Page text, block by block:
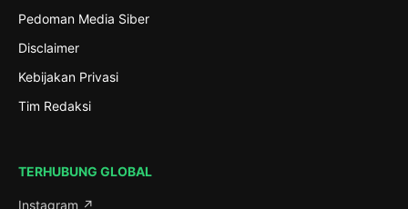
Pedoman Media Siber
Disclaimer
Kebijakan Privasi
Tim Redaksi
TERHUBUNG GLOBAL
Instagram ↗